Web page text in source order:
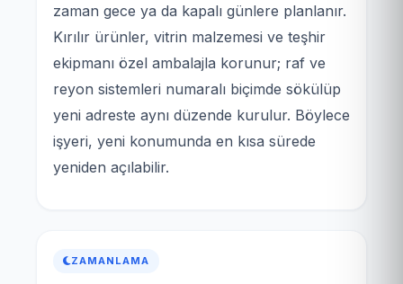
zaman gece ya da kapalı günlere planlanır.
Kırılır ürünler, vitrin malzemesi ve teşhir
ekipmanı özel ambalajla korunur; raf ve
reyon sistemleri numaralı biçimde sökülüp
yeni adreste aynı düzende kurulur. Böylece
işyeri, yeni konumunda en kısa sürede
yeniden açılabilir.
ZAMANLAMA